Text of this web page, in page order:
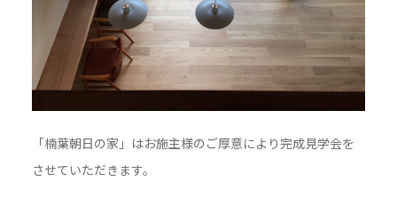
「楠葉朝日の家」はお施主様のご厚意により完成見学会を
させていただきます。